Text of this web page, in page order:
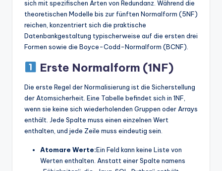
sich mit spezifischen Arten von Redundanz. Während die
theoretischen Modelle bis zur fünften Normalform (5NF)
reichen, konzentriert sich die praktische
Datenbankgestaltung typischerweise auf die ersten drei
Formen sowie die Boyce-Codd-Normalform (BCNF).
Erste Normalform (1NF)
Die erste Regel der Normalisierung ist die Sicherstellung
der Atomsicherheit. Eine Tabelle befindet sich in 1NF,
wenn sie keine sich wiederholenden Gruppen oder Arrays
enthält. Jede Spalte muss einen einzelnen Wert
enthalten, und jede Zeile muss eindeutig sein.
Atomare Werte:Ein Feld kann keine Liste von
Werten enthalten. Anstatt einer Spalte namens